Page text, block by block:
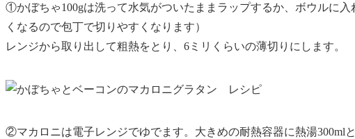
①かぼちゃ100gは洗って水気がついたままラップするか、ボウルに
くなるので包丁で切りやすくなります）
レンジから取り出して粗熱をとり、6ミリくらいの薄切りにします。
②マカロニは電子レンジでゆでます。大きめの耐熱容器に熱湯300ml